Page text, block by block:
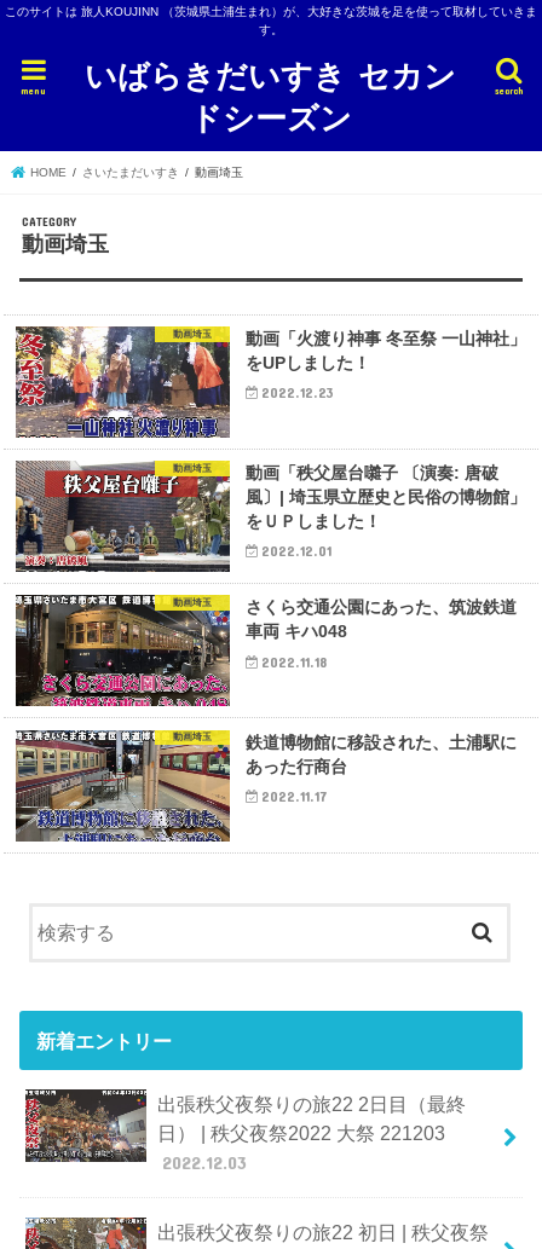
このサイトは 旅人KOUJINN （茨城県土浦生まれ）が、大好きな茨城を足を使って取材していきま
す。
いばらきだいすき セカン
ドシーズン
search
menu
HOME さいたまだいすき 動画埼玉
動画埼玉
動画埼玉
動画「火渡り神事 冬至祭 一山神社」
をUPしました！
2022.12.23
動画埼玉
動画「秩父屋台囃子 〔演奏: 唐破
風〕| 埼玉県立歴史と民俗の博物館」
をＵＰしました！
2022.12.01
動画埼玉
さくら交通公園にあった、筑波鉄道
車両 キハ048
2022.11.18
動画埼玉
鉄道博物館に移設された、土浦駅に
あった行商台
2022.11.17
新着エントリー
出張秩父夜祭りの旅22 2日目（最終
日） | 秩父夜祭2022 大祭 221203
2022.12.03
出張秩父夜祭りの旅22 初日 | 秩父夜祭